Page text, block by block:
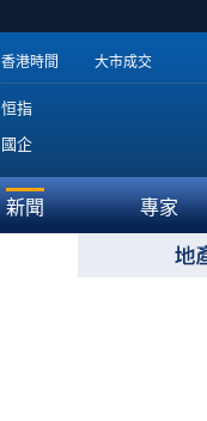
香港時間 大市成交
恒指
國企
新聞 專家